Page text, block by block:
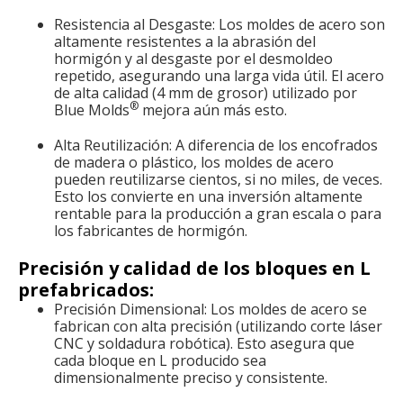
Resistencia al Desgaste: Los moldes de acero son
altamente resistentes a la abrasión del
hormigón y al desgaste por el desmoldeo
repetido, asegurando una larga vida útil. El acero
de alta calidad (4 mm de grosor) utilizado por
Blue Molds® mejora aún más esto.
Alta Reutilización: A diferencia de los encofrados
de madera o plástico, los moldes de acero
pueden reutilizarse cientos, si no miles, de veces.
Esto los convierte en una inversión altamente
rentable para la producción a gran escala o para
los fabricantes de hormigón.
Precisión y calidad de los bloques en L
prefabricados:
Precisión Dimensional: Los moldes de acero se
fabrican con alta precisión (utilizando corte láser
CNC y soldadura robótica). Esto asegura que
cada bloque en L producido sea
dimensionalmente preciso y consistente.